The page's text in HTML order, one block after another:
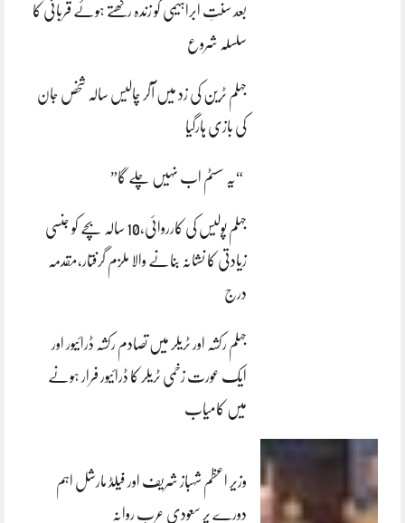
بعد سنتِ ابراہیمی کو زندہ رکھتے ہوئے قربانی کا
سلسلہ شروع
جہلم ٹرین کی زد میں آکر چالیس سالہ شخص جان
کی بازی ہارگیا
“یہ سسٹم اب نہیں چلے گا”
جہلم پولیس کی کارروائی،10 سالہ بچے کو جنسی
زیادتی کا نشانہ بنانے والا ملزم گرفتار،مقدمہ
درج
جہلم رکشہ اور ٹریلر میں تصادم رکشہ ڈرائیور اور
ایک عورت زخمی ٹریلر کا ڈرائیور فرار ہونے
میں کامیاب
وزیر اعظم شہباز شریف اور فیلڈ مارشل اہم
دورے پر سعودی عرب روانہ